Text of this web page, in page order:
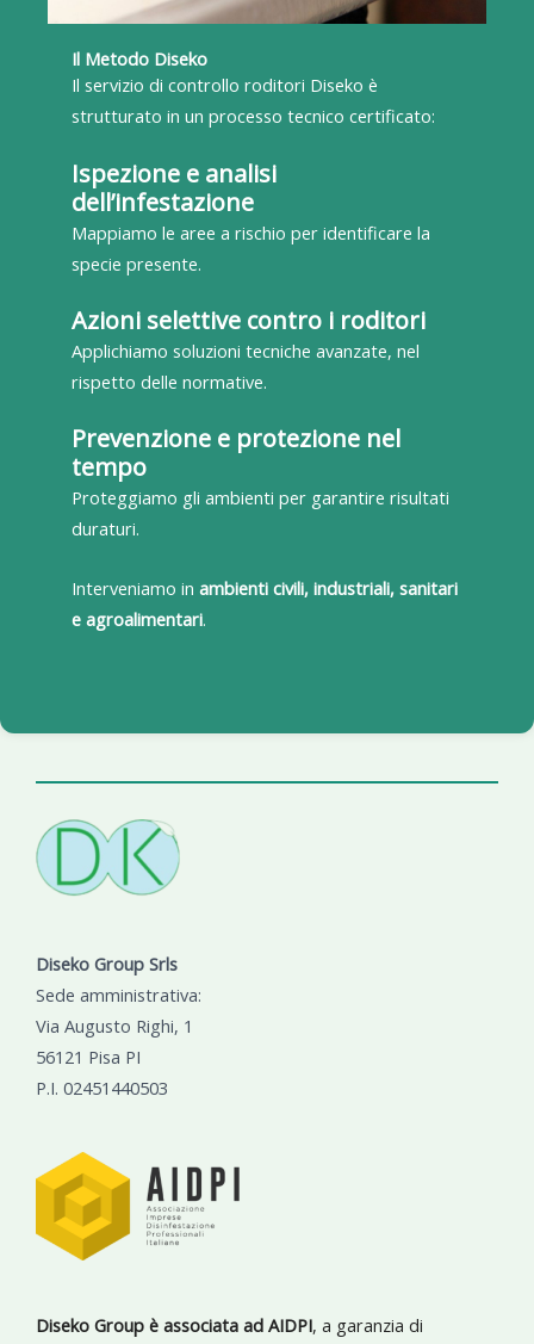
Il Metodo Diseko
Il servizio di controllo roditori Diseko è
strutturato in un processo tecnico certificato:
Ispezione e analisi
dell’infestazione
Mappiamo le aree a rischio per identificare la
specie presente.
Azioni selettive contro i roditori
Applichiamo soluzioni tecniche avanzate, nel
rispetto delle normative.
Prevenzione e protezione nel
tempo
Proteggiamo gli ambienti per garantire risultati
duraturi.
Interveniamo in ambienti civili, industriali, sanitari
e agroalimentari.
Diseko Group Srls
Sede amministrativa:
Via Augusto Righi, 1
56121 Pisa PI
P.I. 02451440503
Diseko Group è associata ad AIDPI, a garanzia di